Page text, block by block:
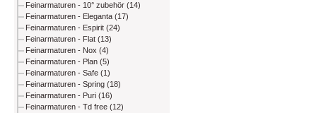
Feinarmaturen - 10° zubehör (14)
Feinarmaturen - Eleganta (17)
Feinarmaturen - Espirit (24)
Feinarmaturen - Flat (13)
Feinarmaturen - Nox (4)
Feinarmaturen - Plan (5)
Feinarmaturen - Safe (1)
Feinarmaturen - Spring (18)
Feinarmaturen - Puri (16)
Feinarmaturen - Td free (12)